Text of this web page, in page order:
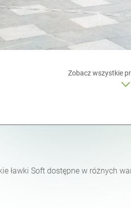
Zobacz wszystkie
ławki Soft dostępne w różnych